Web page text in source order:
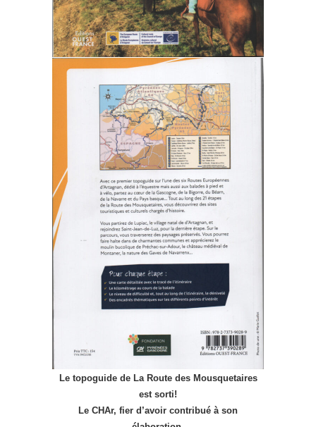
Le topoguide de La Route des Mousquetaires
est sorti!
Le CHAr, fier d’avoir contribué à son